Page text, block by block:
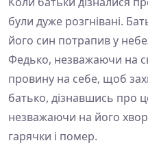
були дуже розгнівані.
його син потрапив у
Федько, незважаючи на
провину на себе, щоб
батько, дізнавшись про
незважаючи на його
гарячки і помер.